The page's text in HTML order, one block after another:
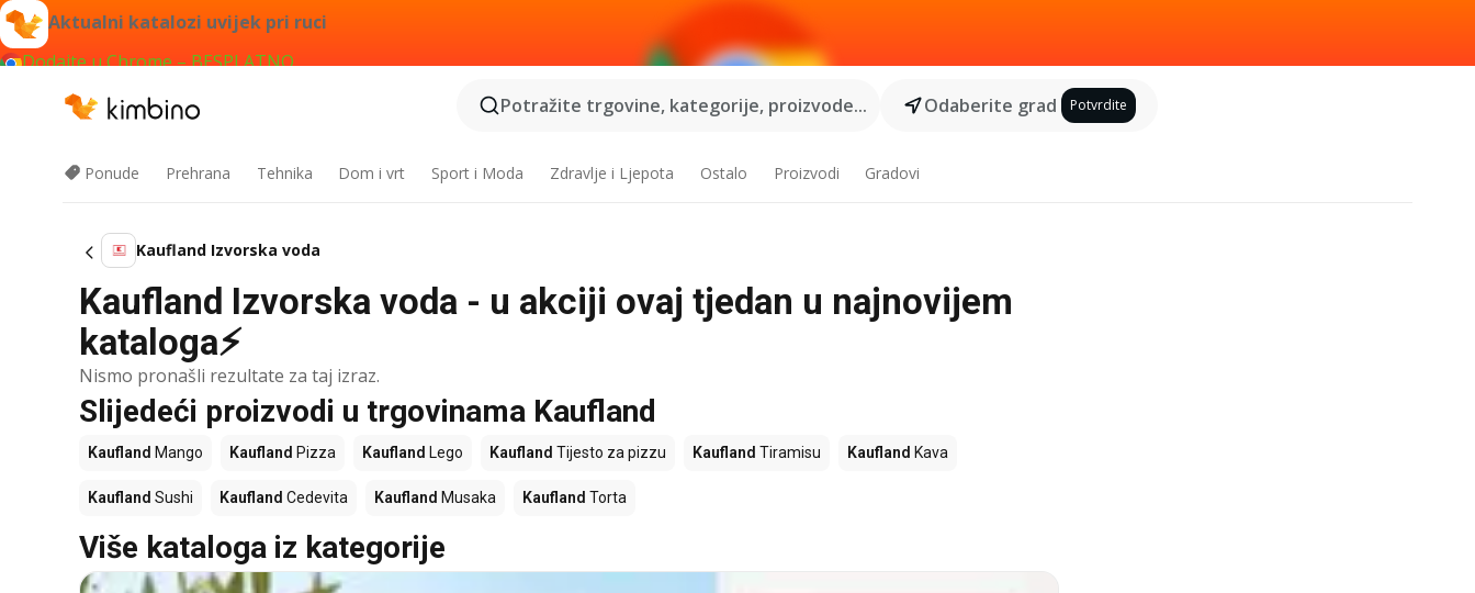
Aktualni katalozi uvijek pri ruci
Dodajte u Chrome – BESPLATNO
Potražite trgovine, kategorije, proizvode...
Odaberite grad Potvrdite
Ponude Prehrana Tehnika Dom i vrt Sport i Moda Zdravlje i Ljepota Ostalo Proizvodi Gradovi
Kaufland Izvorska voda
Kaufland Izvorska voda - u akciji ovaj tjedan u najnovijem
kataloga⚡
Nismo pronašli rezultate za taj izraz.
Slijedeći proizvodi u trgovinama Kaufland
Kaufland Mango Kaufland Pizza Kaufland Lego Kaufland Tijesto za pizzu Kaufland Tiramisu Kaufland Kava
Kaufland Sushi Kaufland Cedevita Kaufland Musaka Kaufland Torta
Više kataloga iz kategorije